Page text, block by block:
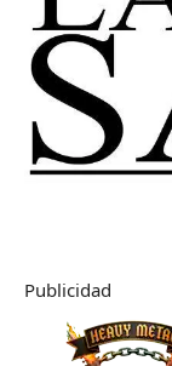
Publicidad